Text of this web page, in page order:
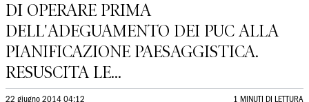
DI OPERARE PRIMA
DELL'ADEGUAMENTO DEI PUC ALLA
PIANIFICAZIONE PAESAGGISTICA.
RESUSCITA LE...
22 giugno 2014 04:12 1 MINUTI DI LETTURA